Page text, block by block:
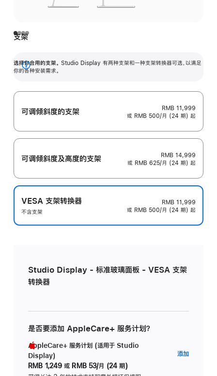
支架
选择你合用的支架。 Studio Display 有两种支架和一种支架转换器可选，以满足
你的各种安装需求。
展
可调倾斜度的支架
RMB 11,999
或 RMB 500/月 (24 期) 起
可调倾斜度及高‍度的支‍架
RMB 14,999
或 RMB 625/月 (24 期) 起
VESA 支架转换器
不含支架
RMB 11,999
或 RMB 500/月 (24 期) 起
Studio Display - 标准玻璃面板 - VESA 支架
转换器
是否要添加 AppleCare+ 服务计划？
AppleCare+ 服务计划 (适用于 Studio
Display)
RMB 1,249 或 RMB 53/月 (24 期)
添加